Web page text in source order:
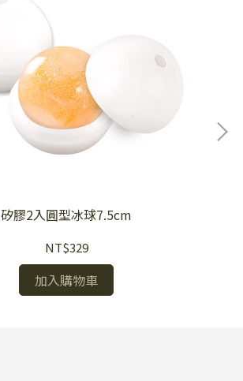
矽膠2入圓型冰球7.5cm
NT$329
加入購物車